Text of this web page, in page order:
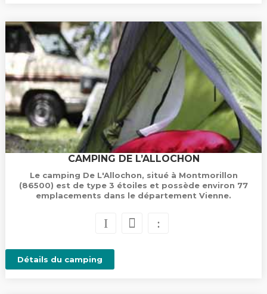
CAMPING DE L’ALLOCHON
Le camping De L'Allochon, situé à Montmorillon
(86500) est de type 3 étoiles et possède environ 77
emplacements dans le département Vienne.
Détails du camping